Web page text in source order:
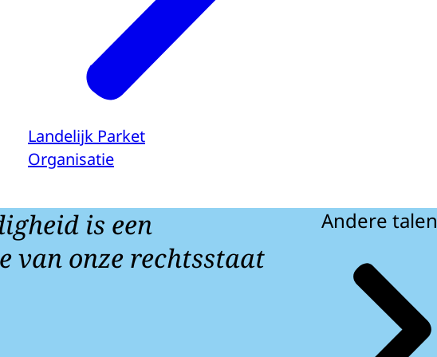
Landelijk Parket
Organisatie
is een
van onze rechtsstaat
Andere talen